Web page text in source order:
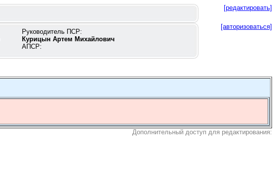
[редактировать]
Руководитель ПСР:
Курицын Артем Михайлович
АПСР:
[авторизоваться]
Дополнительный доступ для редактирования: